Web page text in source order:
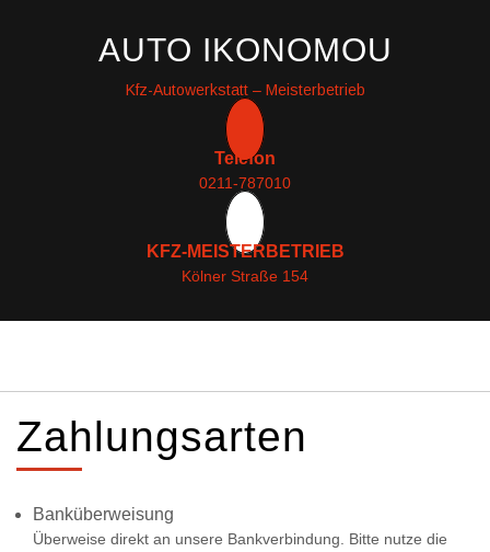
AUTO IKONOMOU
Kfz-Autowerkstatt – Meisterbetrieb
Telefon
0211-787010
KFZ-MEISTERBETRIEB
Kölner Straße 154
Zahlungsarten
Banküberweisung
Überweise direkt an unsere Bankverbindung. Bitte nutze die